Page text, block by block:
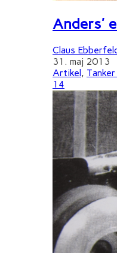
Anders'
Claus
31. maj 2013
Artikel ,
14